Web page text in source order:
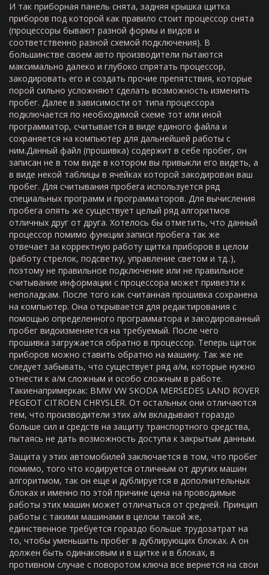
И так приборная панель снята, задняя крышка щитка
приборов под которой как правило стоит процессор снята
(процессоры бывают разной формы и видов и
соответственно разной схемой подключения). В
большинстве своем авто производители пытаются
максимально далеко и глубоко спрятать процессор,
закодировать его и создать прочие препятствия, которые
порой сильно усложняют сделать возможность изменить
пробег. Далее в зависимости от типа процессора
подключается по необходимой схеме тот или иной
программатор, считывается в виде единого файла и
сохраняется на компьютер для дальнейшей работы с
ним.Данный файл (прошивка) содержит в себе пробег, он
записан не в том виде в котором вы привыкли его видеть, а
в виде некой таблицы в ячейках которой закодирован ваш
пробег. Для считывания пробега используется ряд
специальных программ и программаторов. Для вычисления
пробега опять же существует целый ряд алгоритмов
отличных друг от друга. Хотелось бы отметить, что данный
процессор помимо функции записи пробега так же
отвечает за корректную работу щитка приборов в целом
(работу стрелок, подсветку, управление светом и тд..),
поэтому не правильное подключение или не правильное
считывание информации с процессора может привезти к
неполадкам. После того как считанная прошивка сохранена
на компьютер. Она открывается для редактирования с
помощью определенного программатора и закодированный
пробег видоизменяется на требуемый. После чего
прошивка загружается обратно в процессор. Теперь щиток
приборов можно ставить обратно на машину. Так же не
следует забывать, что существует ряд а/м, которые нужно
отнести к а/м сложным и особо сложным в работе.
Такиенапримеркак: BMW VW SKODA MERSEDES LAND ROVER
PEGEOT CITROEN CHRYSLER. От остальных они отличаются
тем, что производители этих а/м вкладывают гораздо
больше сил и средств на защиту транспортного средства,
пытаясь не дать возможность доступа к закрытым данным.
Защита у этих автомобилей заключается в том, что пробег
помимо, того что кодируется отличным от других машин
алгоритмом, так он еще и дублируется в дополнительных
блоках и именно по этой причине цена на проводимые
работы этих машин может отличаться от средней. Принцип
работы с такими машинами в целом такой же,
единственное требуется гораздо больше трудозатрат на
то, чтобы уменьшить пробег в дублирующих блоках. А он
должен быть одинаковым и в щитке и в блоках, в
противном случае с поворотом ключа все вернется на свои